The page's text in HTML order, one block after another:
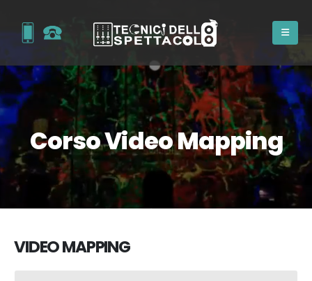
Corso Video Mapping
VIDEO MAPPING